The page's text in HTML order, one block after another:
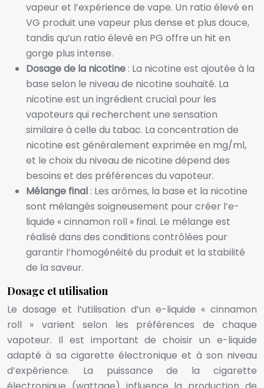
vapeur et l’expérience de vape. Un ratio élevé en
VG produit une vapeur plus dense et plus douce,
tandis qu’un ratio élevé en PG offre un hit en
gorge plus intense.
Dosage de la nicotine : La nicotine est ajoutée à la
base selon le niveau de nicotine souhaité. La
nicotine est un ingrédient crucial pour les
vapoteurs qui recherchent une sensation
similaire à celle du tabac. La concentration de
nicotine est généralement exprimée en mg/ml,
et le choix du niveau de nicotine dépend des
besoins et des préférences du vapoteur.
Mélange final : Les arômes, la base et la nicotine
sont mélangés soigneusement pour créer l’e-
liquide « cinnamon roll » final. Le mélange est
réalisé dans des conditions contrôlées pour
garantir l’homogénéité du produit et la stabilité
de la saveur.
Dosage et utilisation
Le dosage et l’utilisation d’un e-liquide « cinnamon
roll » varient selon les préférences de chaque
vapoteur. Il est important de choisir un e-liquide
adapté à sa cigarette électronique et à son niveau
d’expérience. La puissance de la cigarette